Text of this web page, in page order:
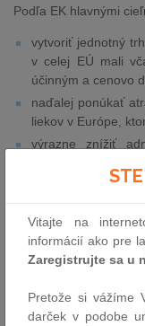
Podľa EK hlavnými
vytvoriť jednotný
v celej EÚ mali
účinným a cenovo
naďalej ponúkať
liekov v Európe,
výrazne znížiť
postupov a
rýchlejšie dostali k
dodať pacientom
prístupom „jedno
rezistencii a
Uvedená revízia
Vitajte na
informácií ako pre
Zaregistrujte sa u
Pretože si vážíme
darček v podobe